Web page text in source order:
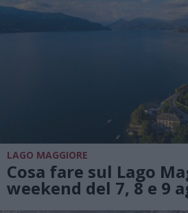
LAGO MAGGIORE
Cosa fare sul Lago
weekend del 7, 8 e 9